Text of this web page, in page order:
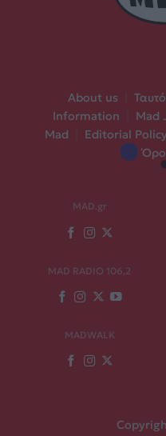
About us
Information
Mad
Mad
Editorial Policy
MAD.gr
MAD RADIO 106,2
MADWALK